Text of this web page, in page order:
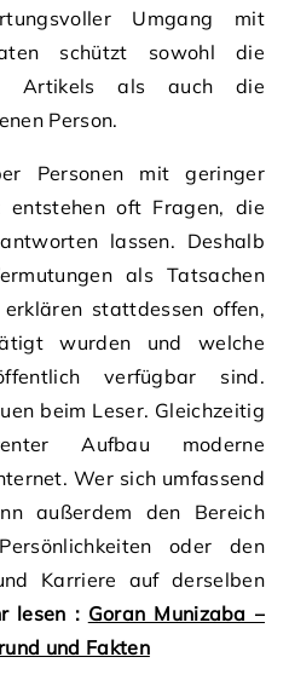
Umgang mit
schützt sowohl die
Artikels als auch die
Person.
Personen mit geringer
entstehen oft Fragen, die
lassen. Deshalb
als Tatsachen
stattdessen offen,
wurden und welche
verfügbar sind.
beim Leser. Gleichzeitig
Aufbau moderne
Wer sich umfassend
außerdem den Bereich
oder den
Karriere auf derselben
lesen : Goran Munizaba –
und Fakten